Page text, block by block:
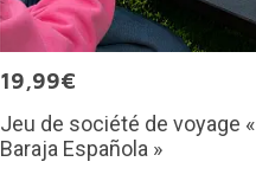
19,99€
Jeu de société de voyage «
Baraja Española »